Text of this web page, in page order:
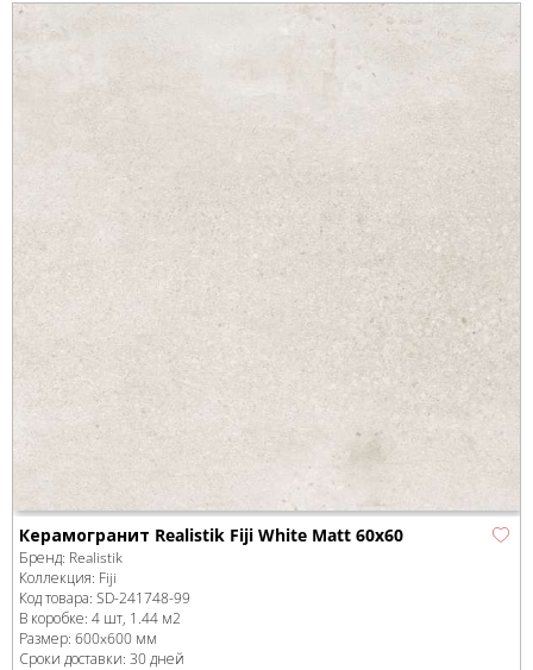
Керамогранит Realistik Fiji White Matt 60x60
Бренд: Realistik
Коллекция: Fiji
Код товара: SD-241748-99
В коробке: 4 шт, 1.44 м2
Размер: 600x600 мм
Сроки доставки: 30 дней